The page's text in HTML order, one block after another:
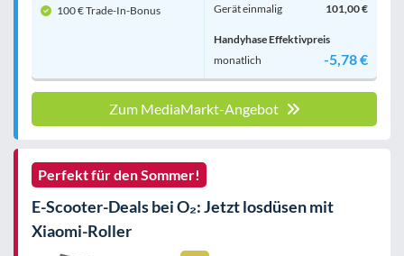
100 € Trade-In-Bonus
Gerät einmalig
101,00 €
Handyhase Effektivpreis
monatlich
-5,78 €
Zum MediaMarkt-Angebot
Perfekt für den Sommer!
E-Scooter-Deals bei O₂: Jetzt losdüsen mit
Xiaomi-Roller